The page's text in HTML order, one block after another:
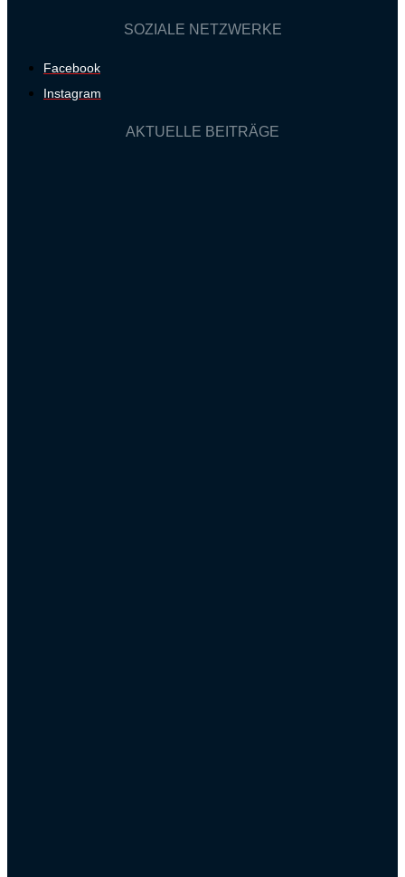
SOZIALE NETZWERKE
Facebook
Instagram
AKTUELLE BEITRÄGE